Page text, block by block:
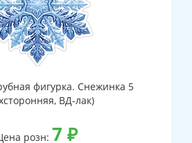
фигурка. Снежинка 5
ВД-лак)
розн: 7 ₽